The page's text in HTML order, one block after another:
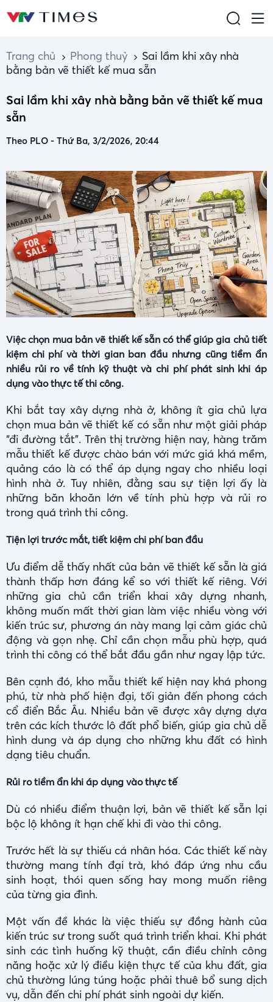
Trang chủ Phong thuỷ
Sai lầm khi xây nhà
bằng bản vẽ thiết kế mua sẵn
Sai lầm khi xây nhà bằng bản vẽ thiết kế mua
sẵn
Theo PLO - Thứ Ba, 3/2/2026, 20:44
Việc chọn mua bản vẽ thiết kế sẵn có thể giúp gia chủ tiết
kiệm chi phí và thời gian ban đầu nhưng cũng tiềm ẩn
nhiều rủi ro về tính kỹ thuật và chi phí phát sinh khi áp
dụng vào thực tế thi công.
Khi bắt tay xây dựng nhà ở, không ít gia chủ lựa
chọn mua bản vẽ thiết kế có sẵn như một giải pháp
“đi đường tắt”. Trên thị trường hiện nay, hàng trăm
mẫu thiết kế được chào bán với mức giá khá mềm,
quảng cáo là có thể áp dụng ngay cho nhiều loại
hình nhà ở. Tuy nhiên, đằng sau sự tiện lợi ấy là
những băn khoăn lớn về tính phù hợp và rủi ro
trong quá trình thi công.
Tiện lợi trước mắt, tiết kiệm chi phí ban đầu
Ưu điểm dễ thấy nhất của bản vẽ thiết kế sẵn là giá
thành thấp hơn đáng kể so với thiết kế riêng. Với
những gia chủ cần triển khai xây dựng nhanh,
không muốn mất thời gian làm việc nhiều vòng với
kiến trúc sư, phương án này mang lại cảm giác chủ
động và gọn nhẹ. Chỉ cần chọn mẫu phù hợp, quá
trình thi công có thể bắt đầu gần như ngay lập tức.
Bên cạnh đó, kho mẫu thiết kế hiện nay khá phong
phú, từ nhà phố hiện đại, tối giản đến phong cách
cổ điển Bắc Âu. Nhiều bản vẽ được xây dựng dựa
trên các kích thước lô đất phổ biến, giúp gia chủ dễ
hình dung và áp dụng cho những khu đất có hình
dạng tiêu chuẩn.
Rủi ro tiềm ẩn khi áp dụng vào thực tế
Dù có nhiều điểm thuận lợi, bản vẽ thiết kế sẵn lại
bộc lộ không ít hạn chế khi đi vào thi công.
Trước hết là sự thiếu cá nhân hóa. Các thiết kế này
thường mang tính đại trà, khó đáp ứng nhu cầu
sinh hoạt, thói quen sống hay mong muốn riêng
của từng gia đình.
Một vấn đề khác là việc thiếu sự đồng hành của
kiến trúc sư trong suốt quá trình triển khai. Khi phát
sinh các tình huống kỹ thuật, cần điều chỉnh công
năng hoặc xử lý điều kiện thực tế của khu đất, gia
chủ thường lúng túng hoặc phải thuê bổ sung dịch
vụ, dẫn đến chi phí phát sinh ngoài dự kiến.